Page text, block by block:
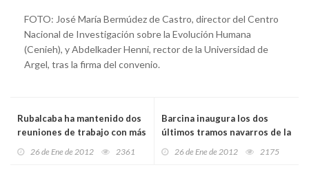
FOTO: José María Bermúdez de Castro, director del Centro
Nacional de Investigación sobre la Evolución Humana
(Cenieh), y Abdelkader Henni, rector de la Universidad de
Argel, tras la firma del convenio.
Rubalcaba ha mantenido dos
reuniones de trabajo con más
26 de Ene de 2012 2361
Barcina inaugura los dos
últimos tramos navarros de la
26 de Ene de 2012 2175